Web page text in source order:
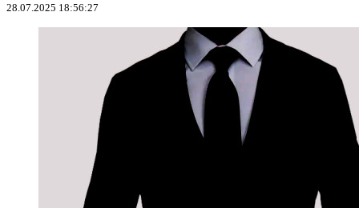
28.07.2025 18:56:27